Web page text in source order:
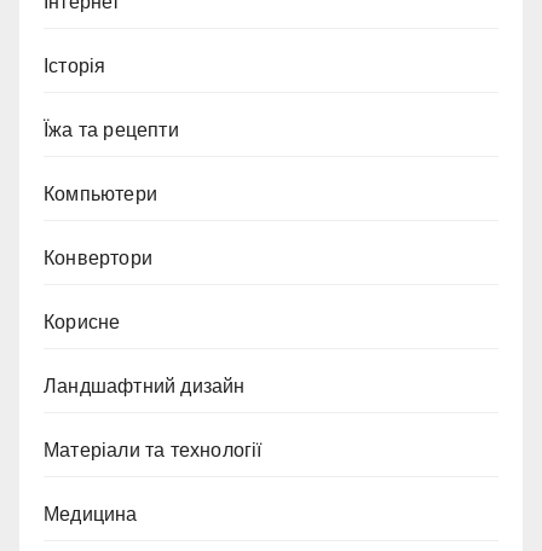
Історія
Їжа та рецепти
Компьютери
Конвертори
Корисне
Ландшафтний дизайн
Матеріали та технології
Медицина